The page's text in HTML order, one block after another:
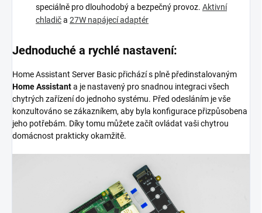
speciálně pro dlouhodobý a bezpečný provoz. Aktivní
chladiča 27W napájecí adaptér
Jednoduché a rychlé nastavení:
Home Assistant Server Basic přichází s plně předinstalovaným
Home Assistanta je nastavený pro snadnou integraci všech
chytrých zařízení do jednoho systému. Před odesláním je vše
konzultováno se zákazníkem, aby byla konfigurace přizpůsobena
jeho potřebám. Díky tomu můžete začít ovládat vaši chytrou
domácnost prakticky okamžitě.